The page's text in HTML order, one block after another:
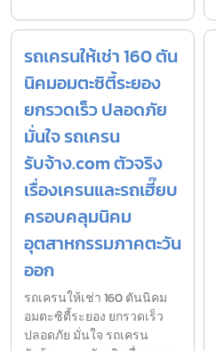
รถเครนให้เช่า 160 ตัน
นิคมอมตะซิตี้ระยอง
ยกรวดเร็ว ปลอดภัย
มั่นใจ รถเครน
รับจ้าง.com ตัวจริง
เรื่องเครนและรถเฮี๊ยบ
ครอบคลุมนิคม
อุตสาหกรรมภาคตะวัน
ออก
รถเครนให้เช่า 160 ตันนิคม
อมตะซิตี้ระยอง ยกรวดเร็ว
ปลอดภัย มั่นใจ รถเครน